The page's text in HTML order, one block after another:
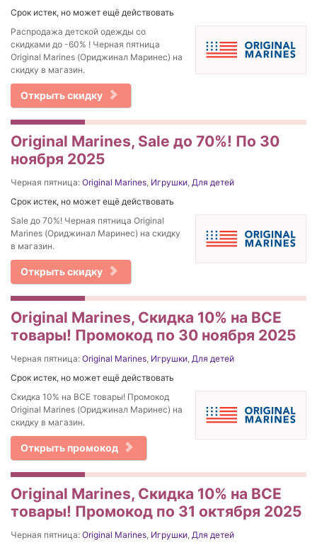
Срок истек, но может ещё действовать
Распродажа детской одежды со
скидками до -60% ! Черная пятница
Original Marines (Ориджинал Маринес) на
скидку в магазин.
Открыть скидку
Original Marines, Sale до 70%! По 30
ноября 2025
Черная пятница: Original Marines, Игрушки, Для детей
Срок истек, но может ещё действовать
Sale до 70%! Черная пятница Original
Marines (Ориджинал Маринес) на скидку
в магазин.
Открыть скидку
Original Marines, Скидка 10% на ВСЕ
товары! Промокод по 30 ноября 2025
Черная пятница: Original Marines, Игрушки, Для детей
Срок истек, но может ещё действовать
Скидка 10% на ВСЕ товары! Промокод
Original Marines (Ориджинал Маринес) на
скидку в магазин.
Открыть промокод
Original Marines, Скидка 10% на ВСЕ
товары! Промокод по 31 октября 2025
Черная пятница: Original Marines, Игрушки, Для детей